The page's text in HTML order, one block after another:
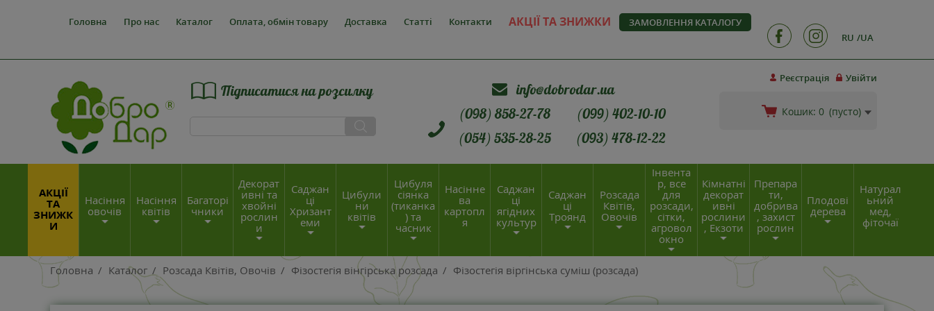
Головна Про нас Каталог Оплата, обмін товару Доставка Статті Контакти АКЦІЇ ТА ЗНИЖКИ
ЗАМОВЛЕННЯ КАТАЛОГУ
RU
UA
Реєстрація Увійти
Кошик: 0 (пусто)
Підписатися на розсилку
info@dobrodar.ua
(098) 858-27-78
(099) 402-10-10
(054) 535-28-25
(093) 478-12-22
АКЦІЇ
ТА
ЗНИЖК
И
Насіння
овочів
Насіння
квітів
Багаторі
чники
Декорат
ивні та
хвойні
рослин
и
Саджан
ці
Хризант
еми
Цибули
ни
квітів
Цибуля
сіянка
(тиканка
) та
часник
Насінне
ва
картопл
я
Саджан
ці
ягідних
культур
Саджан
ці
Троянд
Розсада
Квітів,
Овочів
Інвента
р, все
для
розсади,
сітки,
агровол
окно
Кімнатні
декорат
ивні
рослини
, Екзоти
Препара
ти,
добрива
, захист
рослин
Плодові
дерева
Натурал
ьний
мед,
фіточаї
Головна / Каталог / Розсада Квітів, Овочів / Фізостегія вінгірська розсада / Фізостегія віргінська суміш (розсада)